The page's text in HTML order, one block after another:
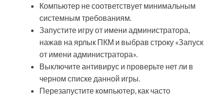
Компьютер не соответствует минимальным
системным требованиям.
Запустите игру от имени администратора,
нажав на ярлык ПКМ и выбрав строку «Запуск
от имени администратора».
Выключите антивирус и проверьте нет ли в
черном списке данной игры.
Перезапустите компьютер, как часто